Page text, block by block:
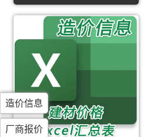
造价信息
厂商报价